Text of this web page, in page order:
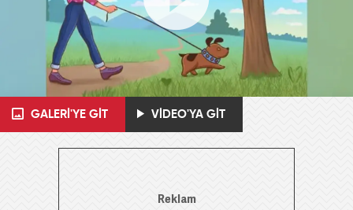
GALERİ'YE GİT VİDEO'YA GİT